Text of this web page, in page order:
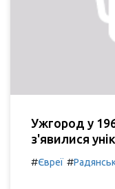
Ужгород у
з'явилися
#Євреї #